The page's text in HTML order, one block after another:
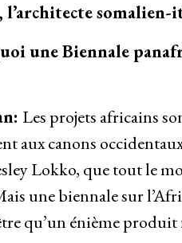
une Biennale
Les projets africains
aux canons
Lokko, que tout le
une biennale sur
qu’un énième